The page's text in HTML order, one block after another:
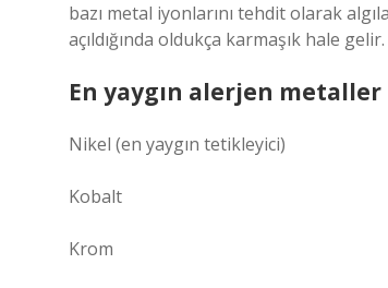
bazı metal iyonlarını tehdit olarak
açıldığında oldukça karmaşık hale gelir.
En yaygın alerjen metaller
Nikel (en yaygın tetikleyici)
Kobalt
Krom